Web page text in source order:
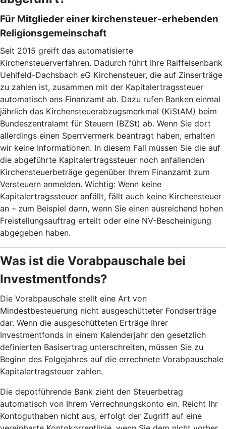
Für Mitglieder einer kirchensteuer-erhebenden
Religionsgemeinschaft
Seit 2015 greift das automatisierte
Kirchensteuerverfahren. Dadurch führt Ihre Raiffeisenbank
Uehlfeld-Dachsbach eG Kirchensteuer, die auf Zinserträge
zu zahlen ist, zusammen mit der Kapitalertragssteuer
automatisch ans Finanzamt ab. Dazu rufen Banken einmal
jährlich das Kirchensteuerabzugsmerkmal (KiStAM) beim
Bundeszentralamt für Steuern (BZSt) ab. Wenn Sie dort
allerdings einen Sperrvermerk beantragt haben, erhalten
wir keine Informationen. In diesem Fall müssen Sie die auf
die abgeführte Kapitalertragssteuer noch anfallenden
Kirchensteuerbeträge gegenüber Ihrem Finanzamt zum
Versteuern anmelden. Wichtig: Wenn keine
Kapitalertragssteuer anfällt, fällt auch keine Kirchensteuer
an – zum Beispiel dann, wenn Sie einen ausreichend hohen
Freistellungsauftrag erteilt oder eine NV-Bescheinigung
abgegeben haben.
Was ist die Vorabpauschale bei
Investmentfonds?
Die Vorabpauschale stellt eine Art von
Mindestbesteuerung nicht ausgeschütteter Fondserträge
dar. Wenn die ausgeschütteten Erträge Ihrer
Investmentfonds in einem Kalenderjahr den gesetzlich
definierten Basisertrag unterschreiten, müssen Sie zu
Beginn des Folgejahres auf die errechnete Vorabpauschale
Kapitalertragsteuer zahlen.
Die depotführende Bank zieht den Steuerbetrag
automatisch von Ihrem Verrechnungskonto ein. Reicht Ihr
Kontoguthaben nicht aus, erfolgt der Zugriff auf eine